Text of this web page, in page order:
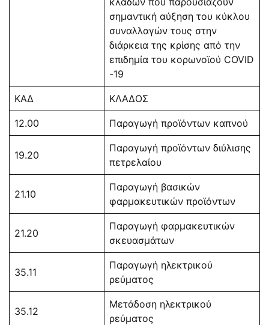
σημαντική αύξηση του κύκλου
συναλλαγών τους στην
διάρκεια της κρίσης από την
επιδημία του κορωνoϊού COVID
-19
ΚΑΔ ΚΛΑΔΟΣ
12.00 Παραγωγή προϊόντων καπνού
19.20
Παραγωγή προϊόντων διύλισης
πετρελαίου
21.10
Παραγωγή βασικών
φαρμακευτικών προϊόντων
21.20
Παραγωγή φαρμακευτικών
σκευασμάτων
35.11
Παραγωγή ηλεκτρικού
ρεύματος
35.12
Μετάδοση ηλεκτρικού
ρεύματος